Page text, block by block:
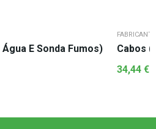
E Sonda Fumos)
Cabos
34,44 €